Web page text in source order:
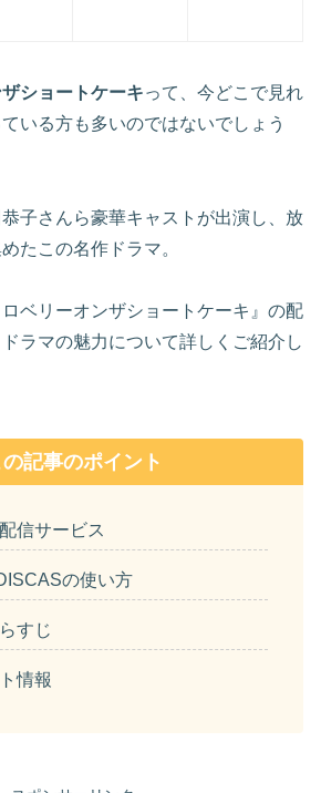
ショートケーキって、今どこで見れ
いる方も多いのではないでしょう
子さんら豪華キャストが出演し、放
たこの名作ドラマ。
ベリーオンザショートケーキ』の配
ラマの魅力について詳しくご紹介し
の記事のポイント
信サービス
の使い方
すじ
情報